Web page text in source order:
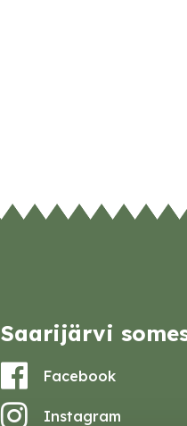
Saarijärvi
Facebook
Instagram